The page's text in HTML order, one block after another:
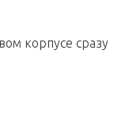
корпусе сразу